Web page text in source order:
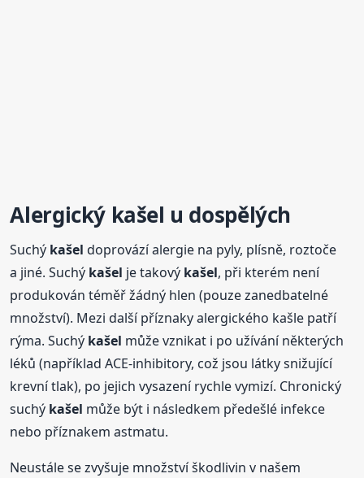
Alergický kašel u dospělých
Suchý kašel doprovází alergie na pyly, plísně, roztoče
a jiné. Suchý kašel je takový kašel, při kterém není
produkován téměř žádný hlen (pouze zanedbatelné
množství). Mezi další příznaky alergického kašle patří
rýma. Suchý kašel může vznikat i po užívání některých
léků (například ACE-inhibitory, což jsou látky snižující
krevní tlak), po jejich vysazení rychle vymizí. Chronický
suchý kašel může být i následkem předešlé infekce
nebo příznakem astmatu.
Neustále se zvyšuje množství škodlivin v našem